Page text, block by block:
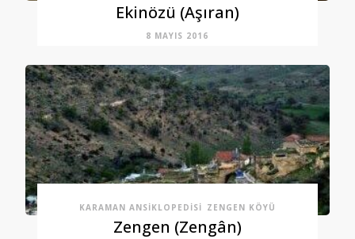
Ekinözü (Aşıran)
8 MAYIS 2016
KARAMAN ANSIKLOPEDISI ZENGEN KÖYÜ
Zengen (Zengân)